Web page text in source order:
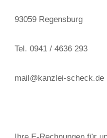
93059 Regensburg
Tel. 0941 / 4636 293
mail@kanzlei-scheck.de